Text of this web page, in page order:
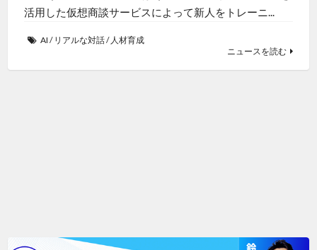
活用した仮想商談サービスによって新人をトレーニ...
AI / リアルな対話/ 人材育成
ニュースを読む